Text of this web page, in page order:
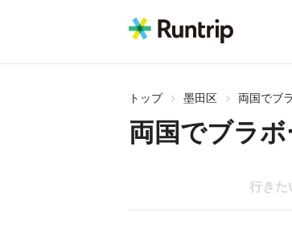
トップ 墨田区 両国でブ
両国でブラボ
行きた